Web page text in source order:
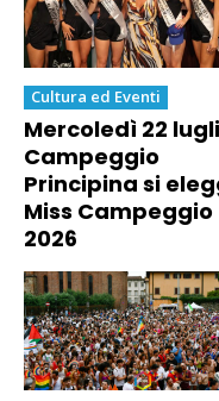
Cultura ed Eventi
Mercoledì 22
Campeggio
Principina si
Miss Campeggio
2026